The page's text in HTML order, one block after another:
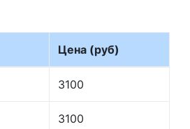
Цена (руб)
3100
3100